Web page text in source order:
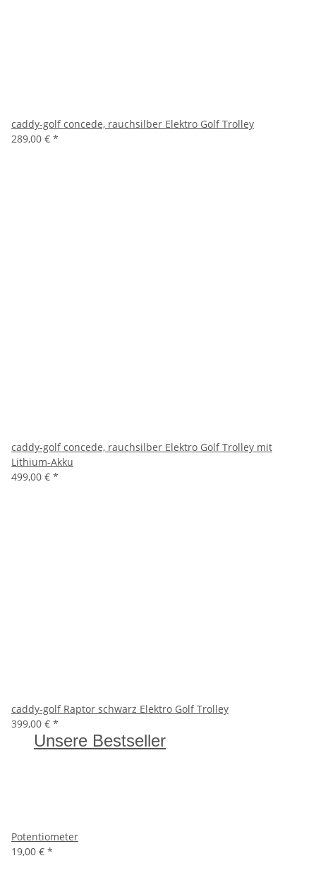
caddy-golf concede, rauchsilber Elektro Golf Trolley
289,00 € *
caddy-golf concede, rauchsilber Elektro Golf Trolley mit
Lithium-Akku
499,00 € *
caddy-golf Raptor schwarz Elektro Golf Trolley
399,00 € *
Unsere Bestseller
Potentiometer
19,00 € *